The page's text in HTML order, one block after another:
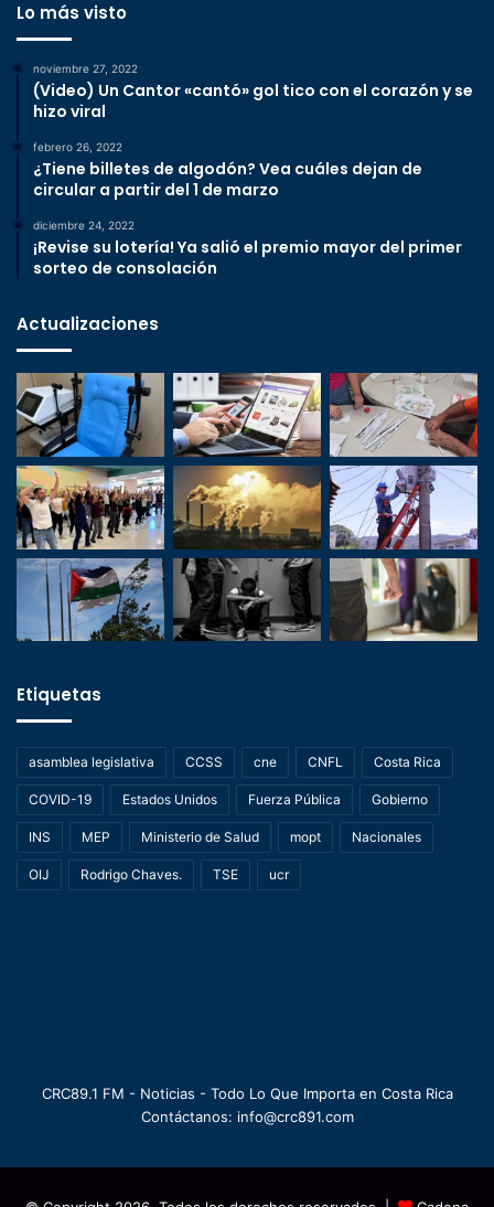
Lo más visto
noviembre 27, 2022
(Video) Un Cantor «cantó» gol tico con el corazón y se
hizo viral
febrero 26, 2022
¿Tiene billetes de algodón? Vea cuáles dejan de
circular a partir del 1 de marzo
diciembre 24, 2022
¡Revise su lotería! Ya salió el premio mayor del primer
sorteo de consolación
Actualizaciones
Etiquetas
asamblea legislativa CCSS cne CNFL Costa Rica
COVID-19 Estados Unidos Fuerza Pública Gobierno
INS MEP Ministerio de Salud mopt Nacionales
OIJ Rodrigo Chaves. TSE ucr
CRC89.1 FM - Noticias - Todo Lo Que Importa en Costa Rica
Contáctanos: info@crc891.com